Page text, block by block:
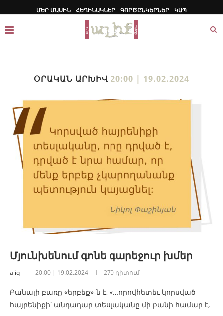
ՄԵՐ ՄԱՍԻՆ ՀԵՂԻՆԱԿՆԵՐ ԳՈՐԾԸՆԿԵՐՆԵՐ ԿԱՊ
ՕՐԱԿԱՆ ԱՐԽԻՎ 20:00 | 19.02.2024
Մյունխենում գոնե գարեջուր խմեր
aliq 20:00 | 19.02.2024 270 դիտում
Բանալի բառը «երբեք»-ն է, «…որովհետեւ կորսված
հայրենիքի՝ անդադար տեսլականը մի բանի համար է,